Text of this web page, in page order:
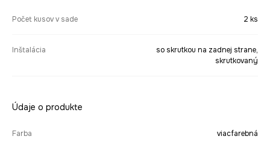
Počet kusov v sade 2 ks
Inštalácia
so skrutkou na zadnej strane,
skrutkovaný
Údaje o produkte
Farba viacfarebná